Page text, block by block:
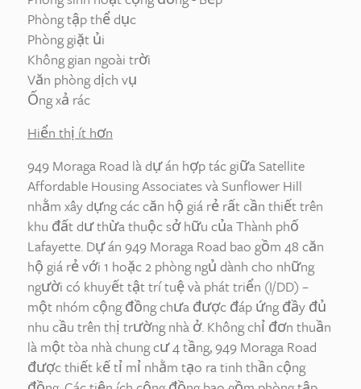
Phòng tập thể dục
Phòng giặt ủi
Không gian ngoài trời
Văn phòng dịch vụ
Ống xả rác
Hiển thị ít hơn
949 Moraga Road là dự án hợp tác giữa Satellite
Affordable Housing Associates và Sunflower Hill
nhằm xây dựng các căn hộ giá rẻ rất cần thiết trên
khu đất dư thừa thuộc sở hữu của Thành phố
Lafayette. Dự án 949 Moraga Road bao gồm 48 căn
hộ giá rẻ với 1 hoặc 2 phòng ngủ dành cho những
người có khuyết tật trí tuệ và phát triển (I/DD) –
một nhóm cộng đồng chưa được đáp ứng đầy đủ
nhu cầu trên thị trường nhà ở. Không chỉ đơn thuần
là một tòa nhà chung cư 4 tầng, 949 Moraga Road
được thiết kế tỉ mỉ nhằm tạo ra tinh thần cộng